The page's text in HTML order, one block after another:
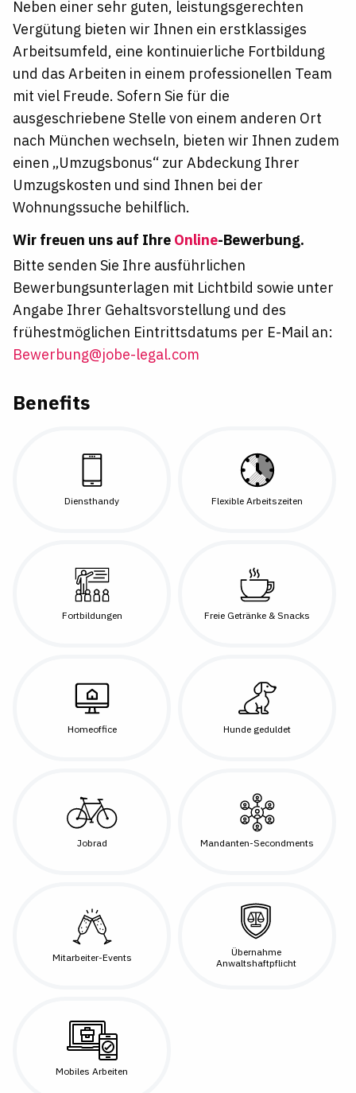
Neben einer sehr guten, leistungsgerechten
Vergütung bieten wir Ihnen ein erstklassiges
Arbeitsumfeld, eine kontinuierliche Fortbildung
und das Arbeiten in einem professionellen Team
mit viel Freude. Sofern Sie für die
ausgeschriebene Stelle von einem anderen Ort
nach München wechseln, bieten wir Ihnen zudem
einen „Umzugsbonus“ zur Abdeckung Ihrer
Umzugskosten und sind Ihnen bei der
Wohnungssuche behilflich.
Wir freuen uns auf Ihre Online-Bewerbung.
Bitte senden Sie Ihre ausführlichen
Bewerbungsunterlagen mit Lichtbild sowie unter
Angabe Ihrer Gehaltsvorstellung und des
frühestmöglichen Eintrittsdatums per E-Mail an:
Bewerbung@jobe-legal.com
Benefits
Diensthandy Flexible Arbeitszeiten
Fortbildungen Freie Getränke & Snacks
Homeoffice Hunde geduldet
Jobrad Mandanten-Secondments
Mitarbeiter-Events
Übernahme
Anwaltshaftpflicht
Mobiles Arbeiten